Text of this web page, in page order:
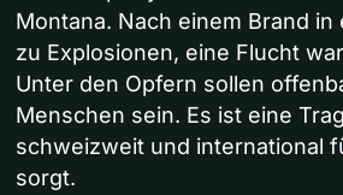
Montana. Nach einem Brand in
zu Explosionen, eine Flucht
Unter den Opfern sollen
Menschen sein. Es ist eine
schweizweit und international
sorgt.